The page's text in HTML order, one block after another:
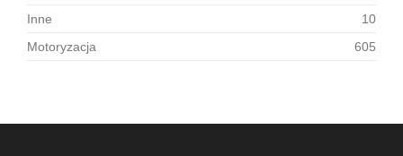
Inne
10
Motoryzacja
605